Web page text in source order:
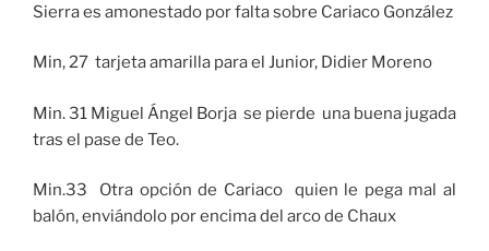
Sierra es amonestado por falta sobre Cariaco González
Min, 27 tarjeta amarilla para el Junior, Didier Moreno
Min. 31 Miguel Ángel Borja se pierde una buena jugada
tras el pase de Teo.
Min.33 Otra opción de Cariaco quien le pega mal al
balón, enviándolo por encima del arco de Chaux